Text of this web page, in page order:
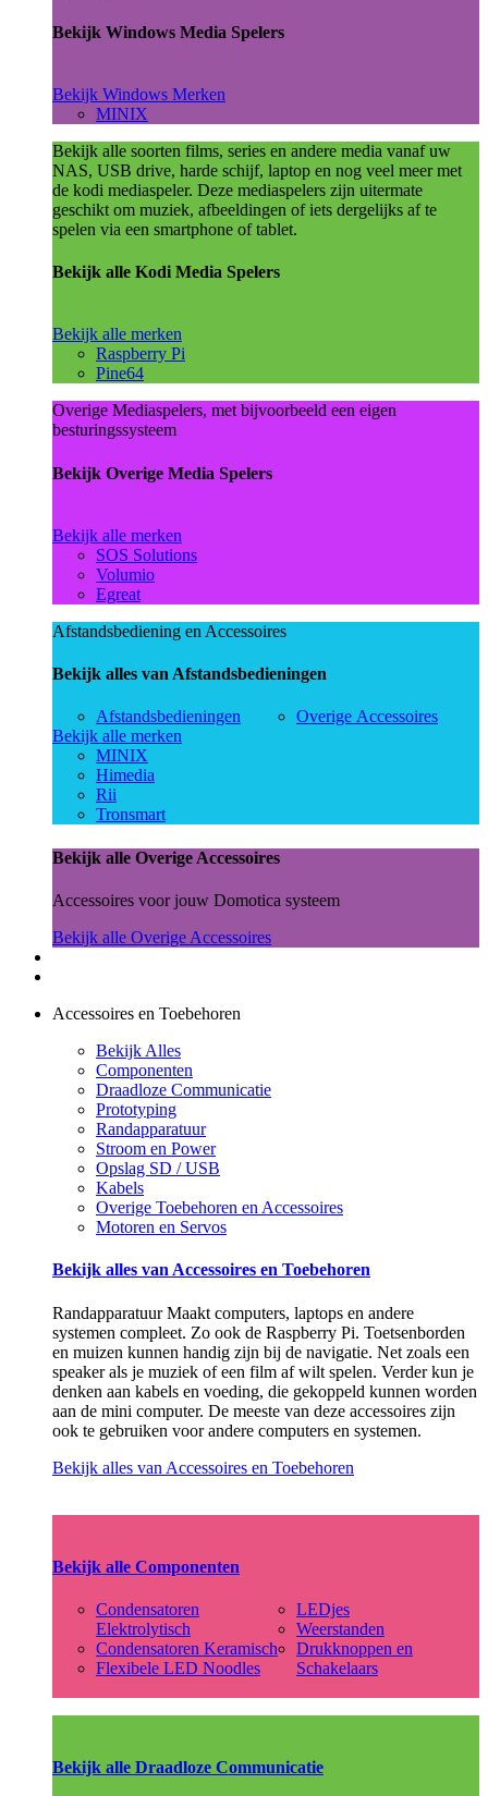
Bekijk Windows Media Spelers
Bekijk Windows Merken
MINIX
Bekijk alle soorten films, series en andere media vanaf uw
NAS, USB drive, harde schijf, laptop en nog veel meer met
de kodi mediaspeler. Deze mediaspelers zijn uitermate
geschikt om muziek, afbeeldingen of iets dergelijks af te
spelen via een smartphone of tablet.
Bekijk alle Kodi Media Spelers
Bekijk alle merken
Raspberry Pi
Pine64
Overige Mediaspelers, met bijvoorbeeld een eigen
besturingssysteem
Bekijk Overige Media Spelers
Bekijk alle merken
SOS Solutions
Volumio
Egreat
Afstandsbediening en Accessoires
Bekijk alles van Afstandsbedieningen
Afstandsbedieningen
Overige Accessoires
Bekijk alle merken
MINIX
Himedia
Rii
Tronsmart
Bekijk alle Overige Accessoires
Accessoires voor jouw Domotica systeem
Bekijk alle Overige Accessoires
Accessoires en Toebehoren
Bekijk Alles
Componenten
Draadloze Communicatie
Prototyping
Randapparatuur
Stroom en Power
Opslag SD / USB
Kabels
Overige Toebehoren en Accessoires
Motoren en Servos
Bekijk alles van Accessoires en Toebehoren
Randapparatuur Maakt computers, laptops en andere
systemen compleet. Zo ook de Raspberry Pi. Toetsenborden
en muizen kunnen handig zijn bij de navigatie. Net zoals een
speaker als je muziek of een film af wilt spelen. Verder kun je
denken aan kabels en voeding, die gekoppeld kunnen worden
aan de mini computer. De meeste van deze accessoires zijn
ook te gebruiken voor andere computers en systemen.
Bekijk alles van Accessoires en Toebehoren
Bekijk alle Componenten
Condensatoren
Elektrolytisch
Condensatoren Keramisch
Flexibele LED Noodles
LEDjes
Weerstanden
Drukknoppen en
Schakelaars
Bekijk alle Draadloze Communicatie